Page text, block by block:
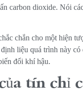
carbon dioxide. Nói
chắn cho một hiện
liệu quá trình này
đổi khí hậu.
tín chỉ